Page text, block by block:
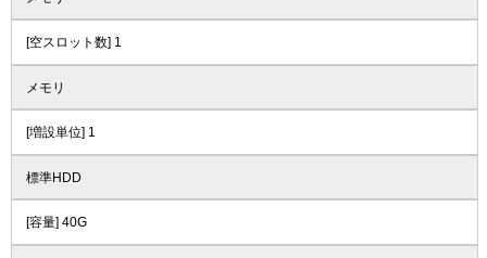
[空スロット数] 1
メモリ
[増設単位] 1
標準HDD
[容量] 40G